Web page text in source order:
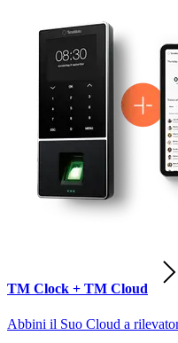
TM Clock + TM Cloud
Abbini il Suo Cloud a